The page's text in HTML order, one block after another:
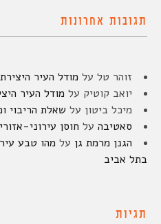
תגובות אחרונות
זוהר טל על מודל העיר
יואב קוטיק על מודל העיר
מיכל ביטון על שאלת הריבוי
סאטיבה על חוסן עירוני-
הגנן מרמת גן על מהו טבע
בתל אביב
תגיות